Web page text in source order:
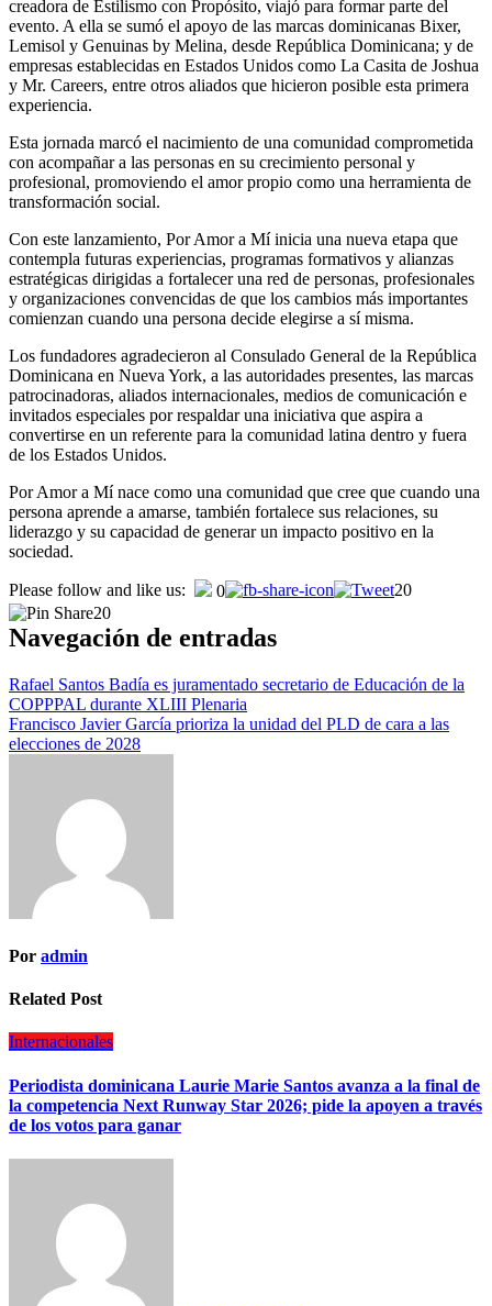
creadora de Estilismo con Propósito, viajó para formar parte del
evento. A ella se sumó el apoyo de las marcas dominicanas Bixer,
Lemisol y Genuinas by Melina, desde República Dominicana; y de
empresas establecidas en Estados Unidos como La Casita de Joshua
y Mr. Careers, entre otros aliados que hicieron posible esta primera
experiencia.
Esta jornada marcó el nacimiento de una comunidad comprometida
con acompañar a las personas en su crecimiento personal y
profesional, promoviendo el amor propio como una herramienta de
transformación social.
Con este lanzamiento, Por Amor a Mí inicia una nueva etapa que
contempla futuras experiencias, programas formativos y alianzas
estratégicas dirigidas a fortalecer una red de personas, profesionales
y organizaciones convencidas de que los cambios más importantes
comienzan cuando una persona decide elegirse a sí misma.
Los fundadores agradecieron al Consulado General de la República
Dominicana en Nueva York, a las autoridades presentes, las marcas
patrocinadoras, aliados internacionales, medios de comunicación e
invitados especiales por respaldar una iniciativa que aspira a
convertirse en un referente para la comunidad latina dentro y fuera
de los Estados Unidos.
Por Amor a Mí nace como una comunidad que cree que cuando una
persona aprende a amarse, también fortalece sus relaciones, su
liderazgo y su capacidad de generar un impacto positivo en la
sociedad.
Please follow and like us: 0
20
20
Navegación de entradas
Rafael Santos Badía es juramentado secretario de Educación de la
COPPPAL durante XLIII Plenaria
Francisco Javier García prioriza la unidad del PLD de cara a las
elecciones de 2028
Por admin
Related Post
Internacionales
Periodista dominicana Laurie Marie Santos avanza a la final de
la competencia Next Runway Star 2026; pide la apoyen a través
de los votos para ganar